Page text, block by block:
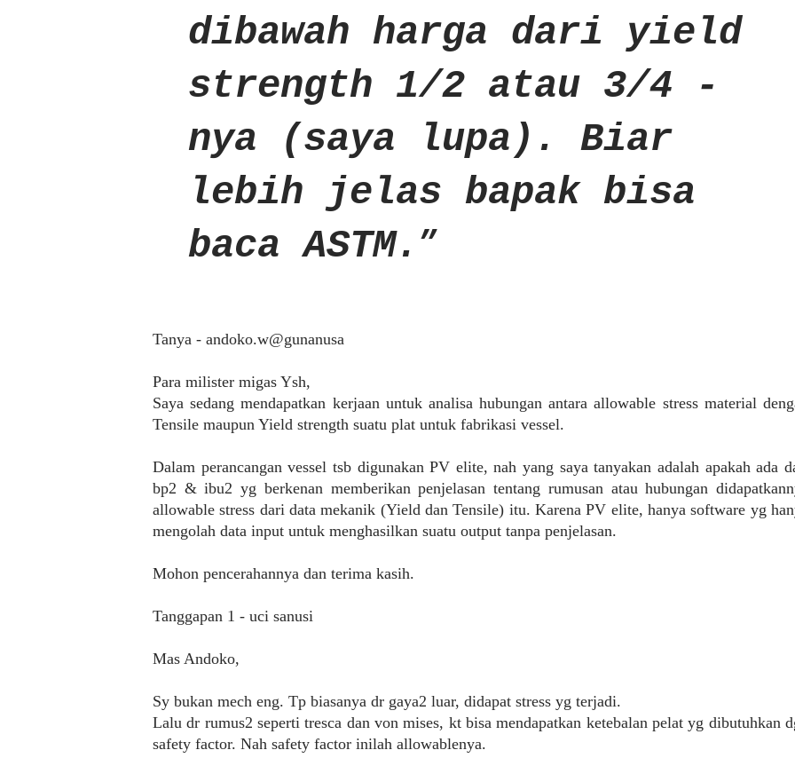
dibawah harga dari yield
strength 1/2 atau 3/4 -
nya (saya lupa). Biar
lebih jelas bapak bisa
baca ASTM.
Tanya - andoko.w@gunanusa
Para milister migas Ysh,
Saya sedang mendapatkan kerjaan untuk analisa hubungan antara allowable stress material
Tensile maupun Yield strength suatu plat untuk fabrikasi vessel.
Dalam perancangan vessel tsb digunakan PV elite, nah yang saya tanyakan adalah apakah ada
bp2 & ibu2 yg berkenan memberikan penjelasan tentang rumusan atau hubungan
allowable stress dari data mekanik (Yield dan Tensile) itu. Karena PV elite, hanya software yg
mengolah data input untuk menghasilkan suatu output tanpa penjelasan.
Mohon pencerahannya dan terima kasih.
Tanggapan 1 - uci sanusi
Mas Andoko,
Sy bukan mech eng. Tp biasanya dr gaya2 luar, didapat stress yg terjadi.
Lalu dr rumus2 seperti tresca dan von mises, kt bisa mendapatkan ketebalan pelat yg dibutuhkan
safety factor. Nah safety factor inilah allowablenya.